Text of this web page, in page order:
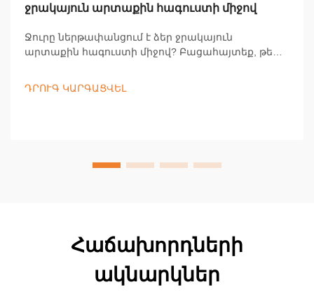
ջրակայուն արտաքին հագուստի միջով
Ջուրը ներթափանցում է ձեր ջրակայուն
արտաքին հագուստի միջով? Բացահայտեք, թե
խոնավ պայմաններում ինքնապաշտպանվելու
ԴՐՈՒԳ ԿԱՐԳԱՑՎԵԼ
Հաճախորդների
ակնարկներ